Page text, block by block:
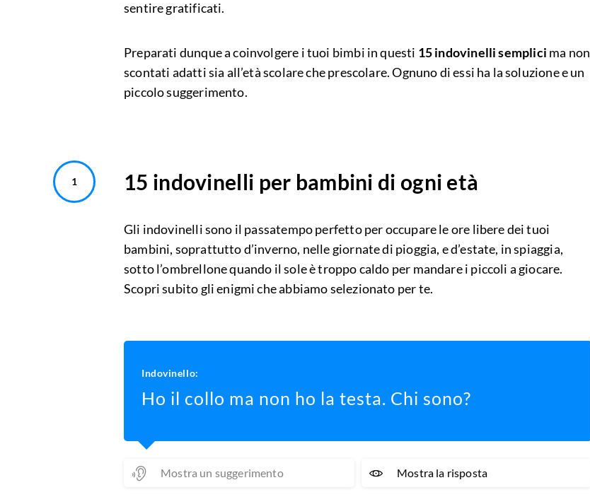
sentire gratificati.
Preparati dunque a coinvolgere i tuoi bimbi in questi 15 indovinelli semplici ma non
scontati adatti sia all’età scolare che prescolare. Ognuno di essi ha la soluzione e un
piccolo suggerimento.
15 indovinelli per bambini di ogni età
Gli indovinelli sono il passatempo perfetto per occupare le ore libere dei tuoi
bambini, soprattutto d’inverno, nelle giornate di pioggia, e d’estate, in spiaggia,
sotto l’ombrellone quando il sole è troppo caldo per mandare i piccoli a giocare.
Scopri subito gli enigmi che abbiamo selezionato per te.
Indovinello:
Ho il collo ma non ho la testa. Chi sono?
Mostra un suggerimento Mostra la risposta